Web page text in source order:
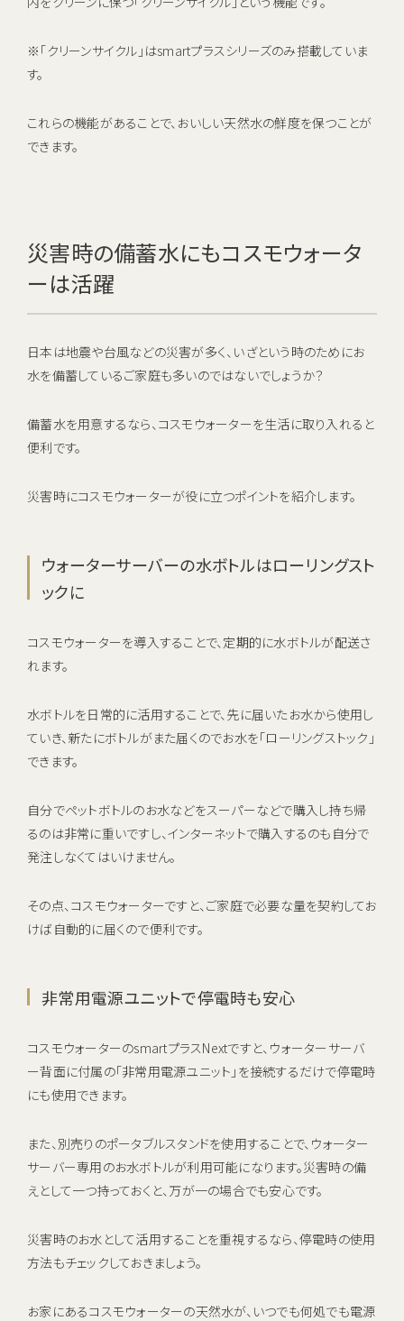
※「クリーンサイクル」はsmartプラスシリーズのみ搭載していま
す。
これらの機能があることで、おいしい天然水の鮮度を保つことが
できます。
災害時の備蓄水にもコスモウォータ
ーは活躍
日本は地震や台風などの災害が多く、いざという時のためにお
水を備蓄しているご家庭も多いのではないでしょうか？
備蓄水を用意するなら、コスモウォーターを生活に取り入れると
便利です。
災害時にコスモウォーターが役に立つポイントを紹介します。
ウォーターサーバーの水ボトルはローリングスト
ックに
コスモウォーターを導入することで、定期的に水ボトルが配送さ
れます。
水ボトルを日常的に活用することで、先に届いたお水から使用し
ていき、新たにボトルがまた届くのでお水を「ローリングストック」
できます。
自分でペットボトルのお水などをスーパーなどで購入し持ち帰
るのは非常に重いですし、インターネットで購入するのも自分で
発注しなくてはいけません。
その点、コスモウォーターですと、ご家庭で必要な量を契約してお
けば自動的に届くので便利です。
非常用電源ユニットで停電時も安心
コスモウォーターのsmartプラスNextですと、ウォーターサーバ
ー背面に付属の「非常用電源ユニット」を接続するだけで停電時
にも使用できます。
また、別売りのポータブルスタンドを使用することで、ウォーター
サーバー専用のお水ボトルが利用可能になります。災害時の備
えとして一つ持っておくと、万が一の場合でも安心です。
災害時のお水として活用することを重視するなら、停電時の使用
方法もチェックしておきましょう。
お家にあるコスモウォーターの天然水が、いつでも何処でも電源